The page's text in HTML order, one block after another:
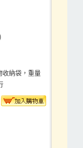
收納袋，重量